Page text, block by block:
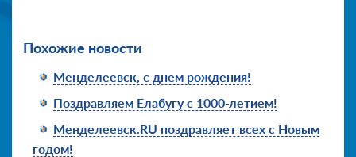
Похожие новости
Менделеевск, с днем рождения!
Поздравляем Елабугу с 1000-летием!
Менделеевск.RU поздравляет всех с Новым
годом!